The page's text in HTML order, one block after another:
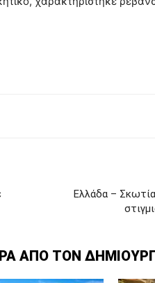
Ελλάδα –
ΑΠΟ ΤΟΝ